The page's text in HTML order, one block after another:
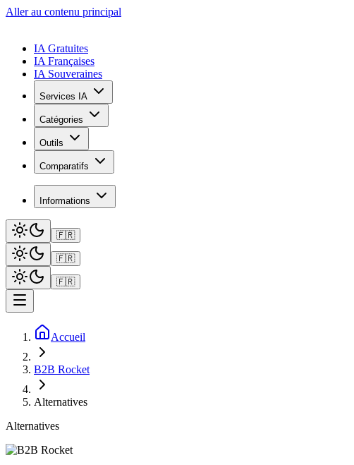
Aller au contenu principal
IA Gratuites
IA Françaises
IA Souveraines
Services IA
Catégories
Outils
Comparatifs
Informations
🇫🇷
🇫🇷
🇫🇷
Accueil
B2B Rocket
Alternatives
Alternatives